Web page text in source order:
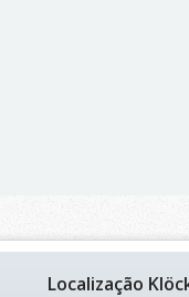
Localização